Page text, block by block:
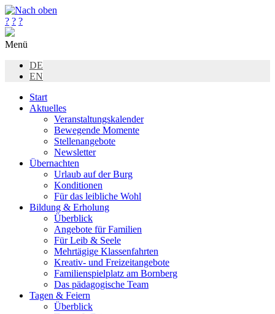
? ? ?
Menü
DE
EN
Start
Aktuelles
Veranstaltungskalender
Bewegende Momente
Stellenangebote
Newsletter
Übernachten
Urlaub auf der Burg
Konditionen
Für das leibliche Wohl
Bildung & Erholung
Überblick
Angebote für Familien
Für Leib & Seele
Mehrtägige Klassenfahrten
Kreativ- und Freizeitangebote
Familienspielplatz am Bornberg
Das pädagogische Team
Tagen & Feiern
Überblick